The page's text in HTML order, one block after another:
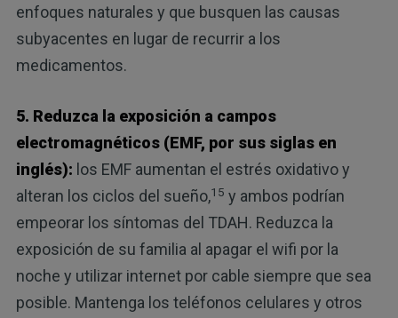
enfoques naturales y que busquen las causas
subyacentes en lugar de recurrir a los
medicamentos.
5. Reduzca la exposición a campos
electromagnéticos (EMF, por sus siglas en
inglés): los EMF aumentan el estrés oxidativo y
alteran los ciclos del sueño,15 y ambos podrían
empeorar los síntomas del TDAH. Reduzca la
exposición de su familia al apagar el wifi por la
noche y utilizar internet por cable siempre que sea
posible. Mantenga los teléfonos celulares y otros